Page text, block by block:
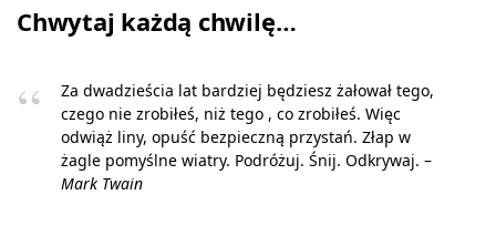
Chwytaj każdą chwilę…
Za dwadzieścia lat bardziej będziesz żałował tego,
czego nie zrobiłeś, niż tego , co zrobiłeś. Więc
odwiąż liny, opuść bezpieczną przystań. Złap w
żagle pomyślne wiatry. Podróżuj. Śnij. Odkrywaj. –
Mark Twain